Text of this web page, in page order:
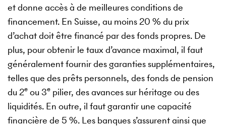
et donne accès à de meilleures conditions de
financement. En Suisse, au moins 20 % du prix
d’achat doit être financé par des fonds propres. De
plus, pour obtenir le taux d’avance maximal, il faut
généralement fournir des garanties supplémentaires,
telles que des prêts personnels, des fonds de pension
du 2e ou 3e pilier, des avances sur héritage ou des
liquidités. En outre, il faut garantir une capacité
financière de 5 %. Les banques s’assurent ainsi que